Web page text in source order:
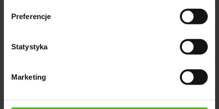
Preferencje
Statystyka
Marketing